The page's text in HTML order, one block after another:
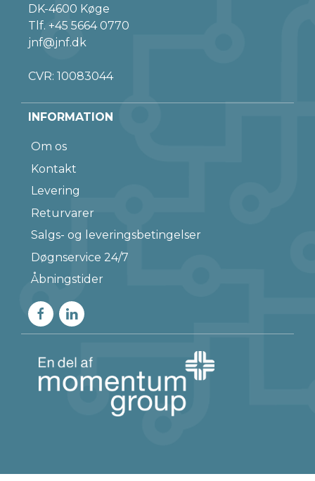
DK-4600 Køge
Tlf. +45 5664 0770
jnf@jnf.dk
CVR: 10083044
INFORMATION
Om os
Kontakt
Levering
Returvarer
Salgs- og leveringsbetingelser
Døgnservice 24/7
Åbningstider